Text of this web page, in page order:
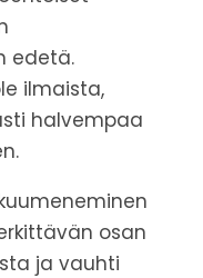
edetä.
ilmaista,
halvempaa
osan
ja vauhti